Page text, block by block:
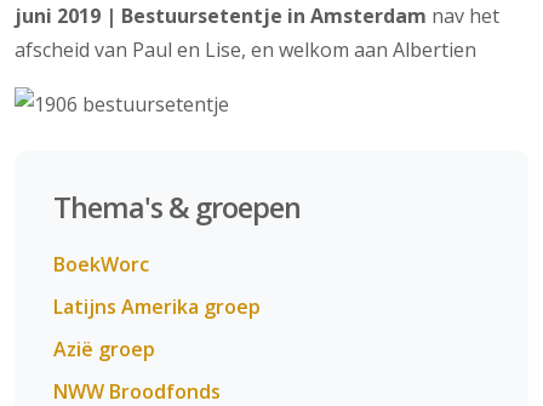
juni 2019 | Bestuursetentje in Amsterdam nav het
afscheid van Paul en Lise, en welkom aan Albertien
Thema's & groepen
BoekWorc
Latijns Amerika groep
Azië groep
NWW Broodfonds